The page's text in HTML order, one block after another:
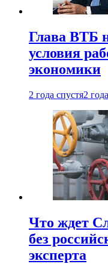
Глава ВТБ
условия
экономики
2 года спустя2
Что ждет
без
эксперта